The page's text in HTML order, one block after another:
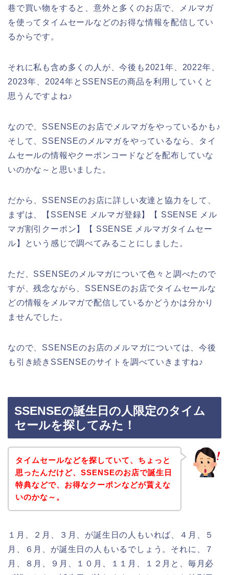
巷で買い物をすると、意外と多くのお店で、メルマガ
を使ってタイムセールなどのお得な情報を配信してい
るからです。
それに私も含め多くの人が、今後も2021年、2022年、
2023年、2024年とSSENSEの商品を利用していくと
思うんですよね♪
なので、SSENSEのお店でメルマガをやっているかも♪
そして、SSENSEのメルマガをやっているなら、タイ
ムセールの情報やクーポンコードなどを配布していな
いのかな～と思いました。
だから、SSENSEのお店に詳しい友達と協力をして、
まずは、【SSENSE メルマガ登録】【 SSENSE メル
マガ割引クーポン】【 SSENSE メルマガタイムセー
ル】という感じで調べてみることにしました。
ただ、SSENSEのメルマガについて色々と調べたので
すが、残念ながら、SSENSEのお店でタイムセールな
どの情報をメルマガで配信しているかどうかは分かり
ませんでした。
なので、SSENSEのお店のメルマガについては、今後
も引き続きSSENSEのサイトを調べていきますね♪
SSENSEの誕生日の人限定のタイム
セールを探してみた！
タイムセールなどを探していて、ちょっと
思ったんだけど、SSENSEのお店で誕生日
特典などで、お得なクーポンなどが貰えな
いのかな～。
１月、２月、３月、が誕生日の人もいれば、４月、５
月、６月、が誕生日の人もいるでしょう。それに、７
月、８月、９月、１０月、１１月、１２月と、毎月必